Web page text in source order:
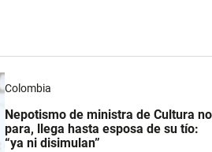
Colombia
Nepotismo de ministra de Cultura no
para, llega hasta esposa de su tío:
“ya ni disimulan”